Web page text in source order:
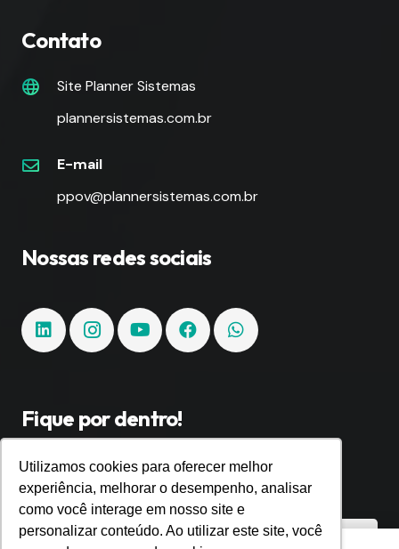
Utilizamos cookies para oferecer melhor
experiência, melhorar o desempenho, analisar
como você interage em nosso site e
personalizar conteúdo. Ao utilizar este site, você
Contato
Site Planner Sistemas
plannersistemas.com.br
E-mail
ppov@plannersistemas.com.br
Nossas redes sociais
Fique por dentro!
Inscreva-se e fique por dentro de todas as
tendências e inovações.
Utilizamos cookies para oferecer melhor